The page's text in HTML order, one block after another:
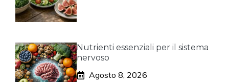
Nutrienti essenziali per il sistema
nervoso
Agosto 8, 2026